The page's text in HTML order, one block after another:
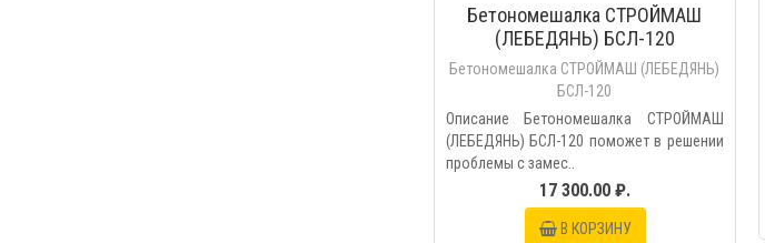
Бетономешалка СТРОЙМАШ
(ЛЕБЕДЯНЬ) БСЛ-120
Бетономешалка СТРОЙМАШ (ЛЕБЕДЯНЬ)
БСЛ-120
Описание Бетономешалка СТРОЙМАШ
(ЛЕБЕДЯНЬ) БСЛ-120 поможет в решении
проблемы с замес..
17 300.00 ₽.
В КОРЗИНУ